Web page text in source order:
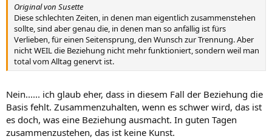
Original von Susette
Diese schlechten Zeiten, in denen man eigentlich zusammenstehen
sollte, sind aber genau die, in denen man so anfällig ist fürs
Verlieben, für einen Seitensprung, den Wunsch zur Trennung. Aber
nicht WEIL die Beziehung nicht mehr funktioniert, sondern weil man
total vom Alltag genervt ist.
Nein...... ich glaub eher, dass in diesem Fall der Beziehung die
Basis fehlt. Zusammenzuhalten, wenn es schwer wird, das ist
es doch, was eine Beziehung ausmacht. In guten Tagen
zusammenzustehen, das ist keine Kunst.